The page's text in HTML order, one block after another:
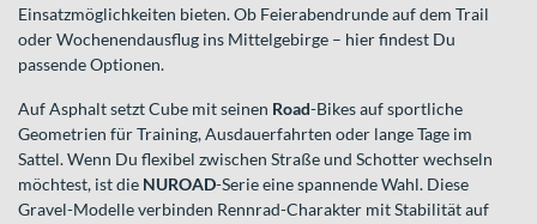
Einsatzmöglichkeiten bieten. Ob Feierabendrunde auf dem Trail
oder Wochenendausflug ins Mittelgebirge – hier findest Du
passende Optionen.
Auf Asphalt setzt Cube mit seinen Road-Bikes auf sportliche
Geometrien für Training, Ausdauerfahrten oder lange Tage im
Sattel. Wenn Du flexibel zwischen Straße und Schotter wechseln
möchtest, ist die NUROAD-Serie eine spannende Wahl. Diese
Gravel-Modelle verbinden Rennrad-Charakter mit Stabilität auf